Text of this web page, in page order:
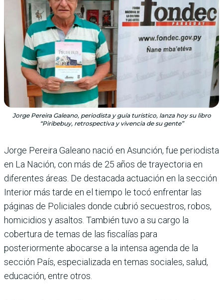
Jorge Pereira Galeano, periodista y guía turístico, lanza hoy su libro
“Piribebuy, retrospectiva y vivencia de su gente”
Jorge Pereira Galeano nació en Asunción, fue periodista
en La Nación, con más de 25 años de trayectoria en
diferentes áreas. De destacada actuación en la sección
Inte­rior más tarde en el tiempo le tocó enfren­tar las
páginas de Policiales donde cubrió secuestros, robos,
homicidios y asaltos. También tuvo a su cargo la
cobertura de temas de las fiscalías para
posteriormente abocarse a la intensa agenda de la
sección País, especializada en temas sociales, salud,
educación, entre otros.